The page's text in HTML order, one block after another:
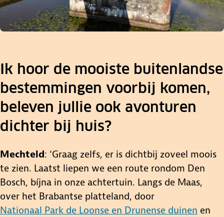
Ik hoor de mooiste buitenlandse
bestemmingen voorbij komen,
beleven jullie ook avonturen
dichter bij huis?
Mechteld: ‘Graag zelfs, er is dichtbij zoveel moois
te zien. Laatst liepen we een route rondom Den
Bosch, bíjna in onze achtertuin. Langs de Maas,
over het Brabantse platteland, door
Nationaal Park de Loonse en Drunense duinen en